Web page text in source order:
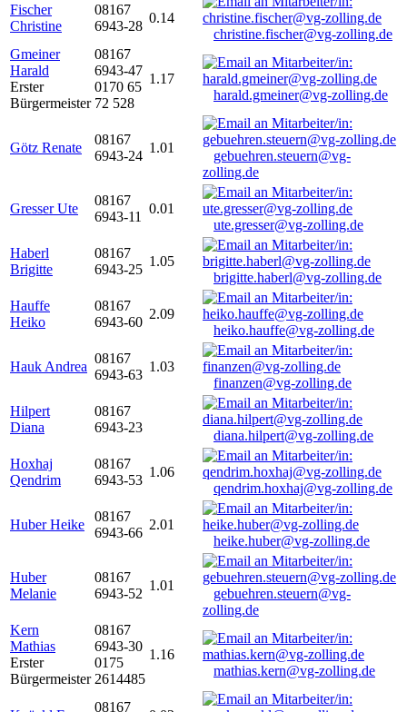
Fischer
Christine
08167
6943-28
0.14
christine.fischer@vg-zolling.de
Gmeiner
Harald
Erster
Bürgermeister
08167
6943-47
0170 65
72 528
1.17
harald.gmeiner@vg-zolling.de
Götz Renate
08167
6943-24
1.01
gebuehren.steuern@vg-
zolling.de
Gresser Ute
08167
6943-11
0.01
ute.gresser@vg-zolling.de
Haberl
Brigitte
08167
6943-25
1.05
brigitte.haberl@vg-zolling.de
Hauffe
Heiko
08167
6943-60
2.09
heiko.hauffe@vg-zolling.de
Hauk Andrea
08167
6943-63
1.03
finanzen@vg-zolling.de
Hilpert
Diana
08167
6943-23
diana.hilpert@vg-zolling.de
Hoxhaj
Qendrim
08167
6943-53
1.06
qendrim.hoxhaj@vg-zolling.de
Huber Heike
08167
6943-66
2.01
heike.huber@vg-zolling.de
Huber
Melanie
08167
6943-52
1.01
gebuehren.steuern@vg-
zolling.de
Kern
Mathias
Erster
Bürgermeister
08167
6943-30
0175
2614485
1.16
mathias.kern@vg-zolling.de
08167